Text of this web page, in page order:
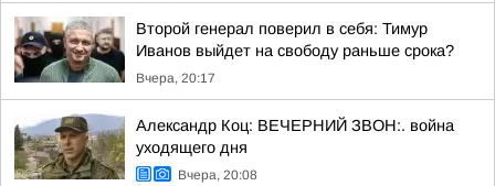
Второй генерал поверил в себя: Тимур
Иванов выйдет на свободу раньше срока?
Вчера, 20:17
Александр Коц: ВЕЧЕРНИЙ ЗВОН:. война
уходящего дня
Вчера, 20:08